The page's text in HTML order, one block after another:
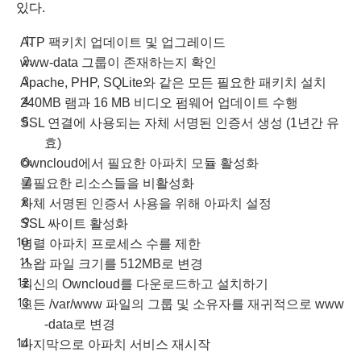
있다.
ATP 팩키치 업데이트 및 업그레이드
www-data 그룹이 존재하는지 확인
Apache, PHP, SQLite와 같은 모든 필요한 패키치 설치
240MB 램과 16 MB 비디오 펌웨어 업데이트 수행
SSL 연결에 사용되는 자체 서명된 인증서 생성 (1년간 유
효)
Owncloud에서 필요한 아파치 모듈 활성화
불필요한 리소스들을 비활성화
자체 서명된 인증서 사용을 위해 아파치 설정
SSL 싸이트 활성화
병렬 아파치 프로세스 수를 제한
스왑 파일 크기를 512MB로 변경
최신의 Owncloud를 다운로드하고 설치하기
모든 /var/www 파일의 그룹 및 소유자를 재귀적으로 www
-data로 변경
마지막으로 아파치 서비스 재시작